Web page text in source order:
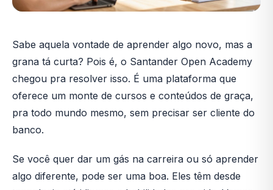
Sabe aquela vontade de aprender algo novo, mas a
grana tá curta? Pois é, o Santander Open Academy
chegou pra resolver isso. É uma plataforma que
oferece um monte de cursos e conteúdos de graça,
pra todo mundo mesmo, sem precisar ser cliente do
banco.
Se você quer dar um gás na carreira ou só aprender
algo diferente, pode ser uma boa. Eles têm desde